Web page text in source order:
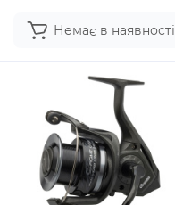
Немає в наявності